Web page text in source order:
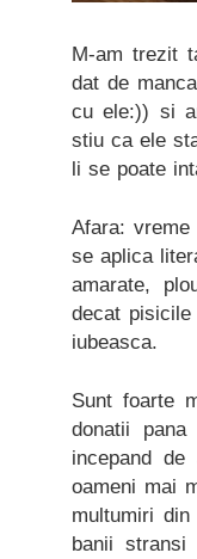
M-am trezit
dat de
cu ele:)) si
stiu ca ele
li se poate
Afara:
se aplica
amarate,
decat
iubeasca.
Sunt foarte
donatii
incepand
oameni mai
multumiri din
banii